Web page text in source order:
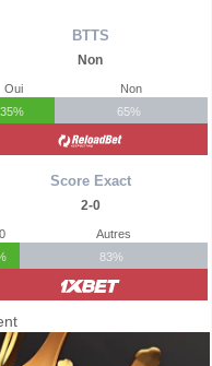
BTTS
Non
Oui
35%
Non
65%
Score Exact
2-0
Autres
83%